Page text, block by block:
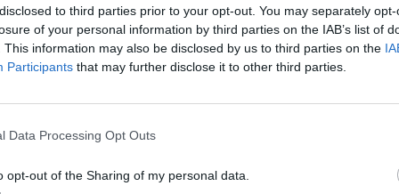
to third parties prior to your opt-out. You may separately
of your personal information by third parties on the IAB’s list of
This information may also be disclosed by us to third parties on the
Participants that may further disclose it to other third parties.
Data Processing Opt Outs
opt-out of the Sharing of my personal data.
κάθε προσδοκία.